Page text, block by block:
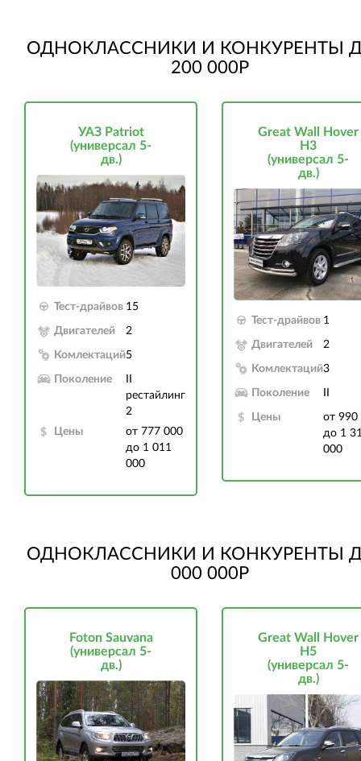
ОДНОКЛАССНИКИ И КОНКУРЕНТЫ
200 000Р
УАЗ Patriot
(универсал 5-
дв.)
Тест-драйвов 15
Двигателей 2
Комлектаций5
Поколение
рестайлинг
2
Цены
от 777 000
до 1 011
000
Great Wall Hover
H3
(универсал 5-
дв.)
Тест-драйвов 1
Двигателей 2
Комлектаций3
Поколение
Цены
от 990
до 1
000
ОДНОКЛАССНИКИ И КОНКУРЕНТЫ
000 000Р
Foton Sauvana
(универсал 5-
дв.)
Great Wall Hover
H5
(универсал 5-
дв.)